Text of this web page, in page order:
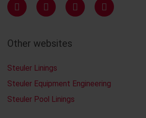
Other websites
Steuler Linings
Steuler Equipment Engineering
Steuler Pool Linings